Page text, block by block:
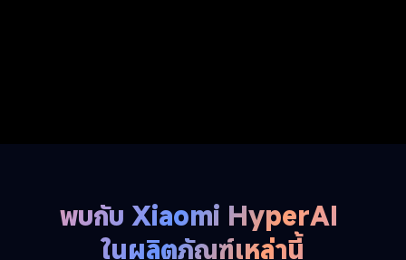
พบกับ Xiaomi HyperAI
ในผลิตภัณฑ์เหล่านี้